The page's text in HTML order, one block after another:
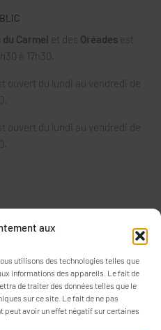
aux
utilisons des technologies telles que
informations des appareils. Le fait de
de traiter des données telles que le
sur ce site. Le fait de ne pas
peut avoir un effet négatif sur certaines
du Carmel et des Oréades est
à 17h30.
ouvert du lundi au vendredi de
ouvert du lundi au vendredi de
Établissement Public autonome
sur Vannes et Meucon dans le
la part belle à l’animation
de vie des personnes